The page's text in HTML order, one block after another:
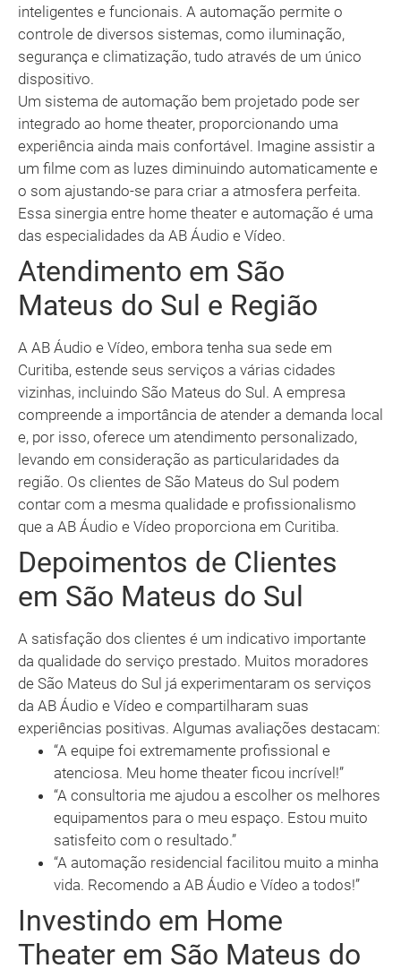
inteligentes e funcionais. A automação permite o
controle de diversos sistemas, como iluminação,
segurança e climatização, tudo através de um único
dispositivo.
Um sistema de automação bem projetado pode ser
integrado ao home theater, proporcionando uma
experiência ainda mais confortável. Imagine assistir a
um filme com as luzes diminuindo automaticamente e
o som ajustando-se para criar a atmosfera perfeita.
Essa sinergia entre home theater e automação é uma
das especialidades da AB Áudio e Vídeo.
Atendimento em São
Mateus do Sul e Região
A AB Áudio e Vídeo, embora tenha sua sede em
Curitiba, estende seus serviços a várias cidades
vizinhas, incluindo São Mateus do Sul. A empresa
compreende a importância de atender a demanda local
e, por isso, oferece um atendimento personalizado,
levando em consideração as particularidades da
região. Os clientes de São Mateus do Sul podem
contar com a mesma qualidade e profissionalismo
que a AB Áudio e Vídeo proporciona em Curitiba.
Depoimentos de Clientes
em São Mateus do Sul
A satisfação dos clientes é um indicativo importante
da qualidade do serviço prestado. Muitos moradores
de São Mateus do Sul já experimentaram os serviços
da AB Áudio e Vídeo e compartilharam suas
experiências positivas. Algumas avaliações destacam:
“A equipe foi extremamente profissional e
atenciosa. Meu home theater ficou incrível!”
“A consultoria me ajudou a escolher os melhores
equipamentos para o meu espaço. Estou muito
satisfeito com o resultado.”
“A automação residencial facilitou muito a minha
vida. Recomendo a AB Áudio e Vídeo a todos!”
Investindo em Home
Theater em São Mateus do